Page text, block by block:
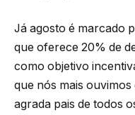
Já agosto é marcado
que oferece 20% de
como objetivo
que nós mais ouvimos
agrada pais de todos